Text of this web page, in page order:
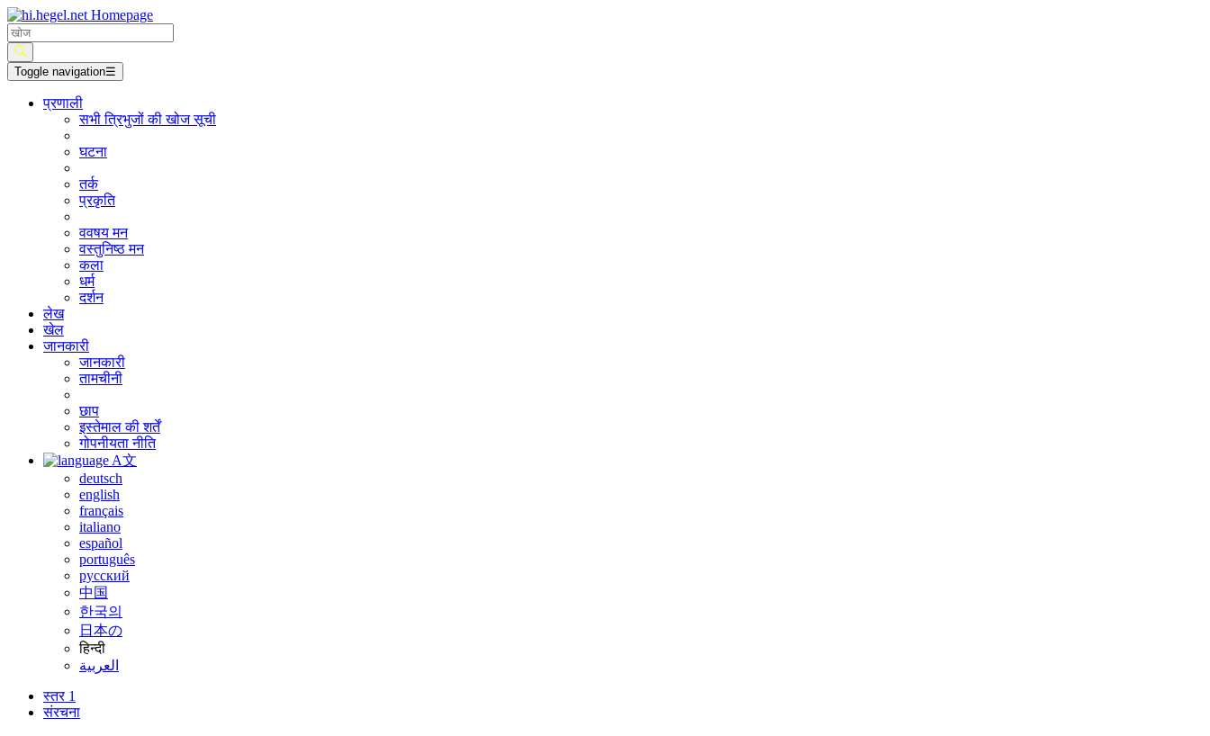
Toggle navigation☰
प्रणाली
सभी त्रिभुजों की खोज सूची
घटना
तर्क
प्रकृति
ववषय मन
वस्तुनिष्ठ मन
कला
धर्म
दर्शन
लेख
खेल
जानकारी
जानकारी
तामचीनी
छाप
इस्तेमाल की शर्तें
गोपनीयता नीति
A文
deutsch
english
français
italiano
español
português
русский
中国
한국의
日本の
हिन्दी
العربية
स्तर 1
संरचना